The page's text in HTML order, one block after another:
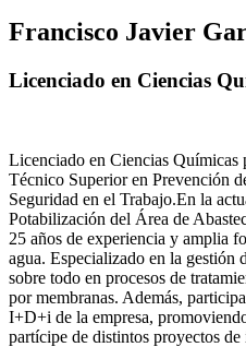
Francisco Javier
Licenciado en Ciencias
Licenciado en Ciencias
Técnico Superior en Prevención
Seguridad en el Trabajo.En la
Potabilización del Área de
25 años de experiencia y amplia
agua. Especializado en la gestión
sobre todo en procesos de
por membranas. Además,
I+D+i de la empresa,
partícipe de distintos proyectos